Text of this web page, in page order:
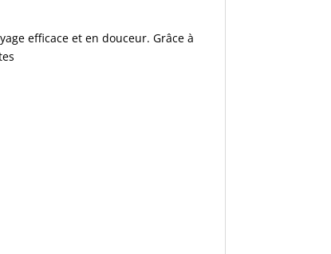
efficace et en douceur. Grâce à